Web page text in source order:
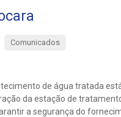
Comunicados
de água tratada
da estação de
a segurança do